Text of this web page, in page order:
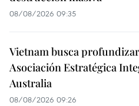
08/08/2026 09:35
Vietnam busca
Asociación Estratégica
Australia
08/08/2026 09:26